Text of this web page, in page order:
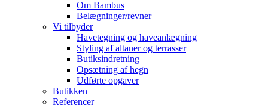
Om Bambus
Belægninger/revner
Vi tilbyder
Havetegning og haveanlægning
Styling af altaner og terrasser
Butiksindretning
Opsætning af hegn
Udførte opgaver
Butikken
Referencer